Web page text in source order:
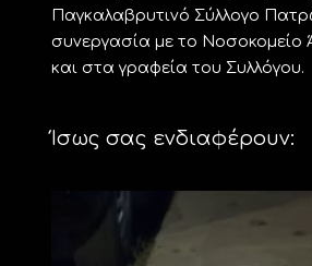
Παγκαλαβρυτινό Σύλλογο
συνεργασία με το Νοσοκομείο
και στα γραφεία του Συλλόγου.
Ίσως σας ενδιαφέρουν: